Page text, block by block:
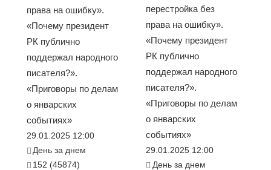
права на ошибку».
«Почему президент
РК публично
поддержал народного
писателя?».
«Приговоры по делам
о январских
событиях»
29.01.2025 12:00
День за днем
152 (45874)
перестройка без
права на ошибку».
«Почему президент
РК публично
поддержал народного
писателя?».
«Приговоры по делам
о январских
событиях»
29.01.2025 12:00
День за днем